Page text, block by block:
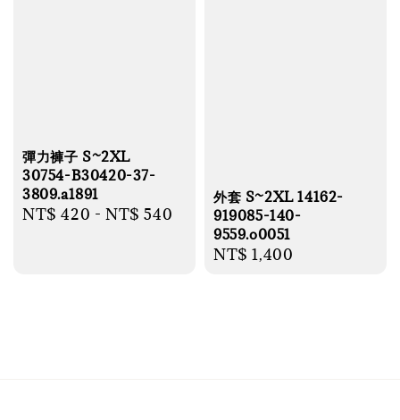
彈力褲子 S~2XL
30754-B30420-37-
3809.a1891
Regular
NT$ 420 -NT$ 540
外套 S~2XL 14162-
919085-140-
9559.o0051
Regular
NT$ 1,400